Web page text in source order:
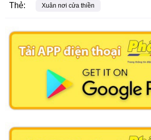
Thẻ: Xuân nơi cửa thiền